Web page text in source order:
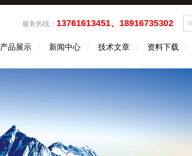
服务热线： 13761613451、18916735302
产品展示 新闻中心 技术文章 资料下载